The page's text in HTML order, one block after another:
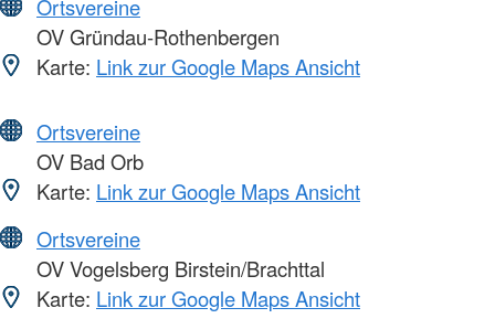
Ortsvereine
OV Gründau-Rothenbergen
Karte: Link zur Google Maps Ansicht
Ortsvereine
OV Bad Orb
Karte: Link zur Google Maps Ansicht
Ortsvereine
OV Vogelsberg Birstein/Brachttal
Karte: Link zur Google Maps Ansicht